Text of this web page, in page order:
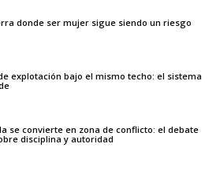
donde ser mujer sigue siendo un riesgo
explotación bajo el mismo techo: el sistema
se convierte en zona de conflicto: el debate
disciplina y autoridad